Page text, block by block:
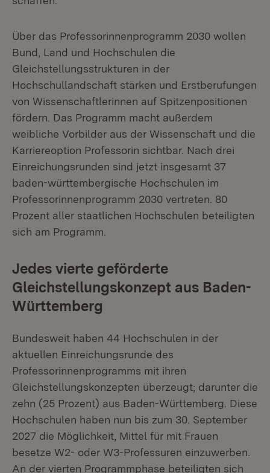
Über das Professorinnenprogramm 2030 wollen
Bund, Land und Hochschulen die
Gleichstellungsstrukturen in der
Hochschullandschaft stärken und Erstberufungen
von Wissenschaftlerinnen auf Spitzenpositionen
fördern. Das Programm macht außerdem
weibliche Vorbilder aus der Wissenschaft und die
Karriereoption Professorin sichtbar. Nach drei
Einreichungsrunden sind jetzt insgesamt 37
baden-württembergische Hochschulen im
Professorinnenprogramm 2030 vertreten. 80
Prozent aller staatlichen Hochschulen beteiligten
sich am Programm.
Jedes vierte geförderte
Gleichstellungskonzept aus Baden-
Württemberg
Bundesweit haben 44 Hochschulen in der
aktuellen Einreichungsrunde des
Professorinnenprogramms mit ihren
Gleichstellungskonzepten überzeugt; darunter die
zehn (25 Prozent) aus Baden-Württemberg. Diese
Hochschulen haben nun bis zum 30. September
2027 die Möglichkeit, Mittel für mit Frauen
besetze W2- oder W3-Professuren einzuwerben.
An der vierten Programmphase beteiligten sich